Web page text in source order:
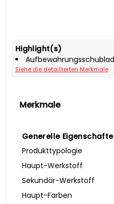
Highlight(s)
Siehe die detaillierten Merkmale
Merkmale
Generelle
Produkttypologie
Haupt-Werkstoff
Sekundär-Werkstoff
Haupt-Farben